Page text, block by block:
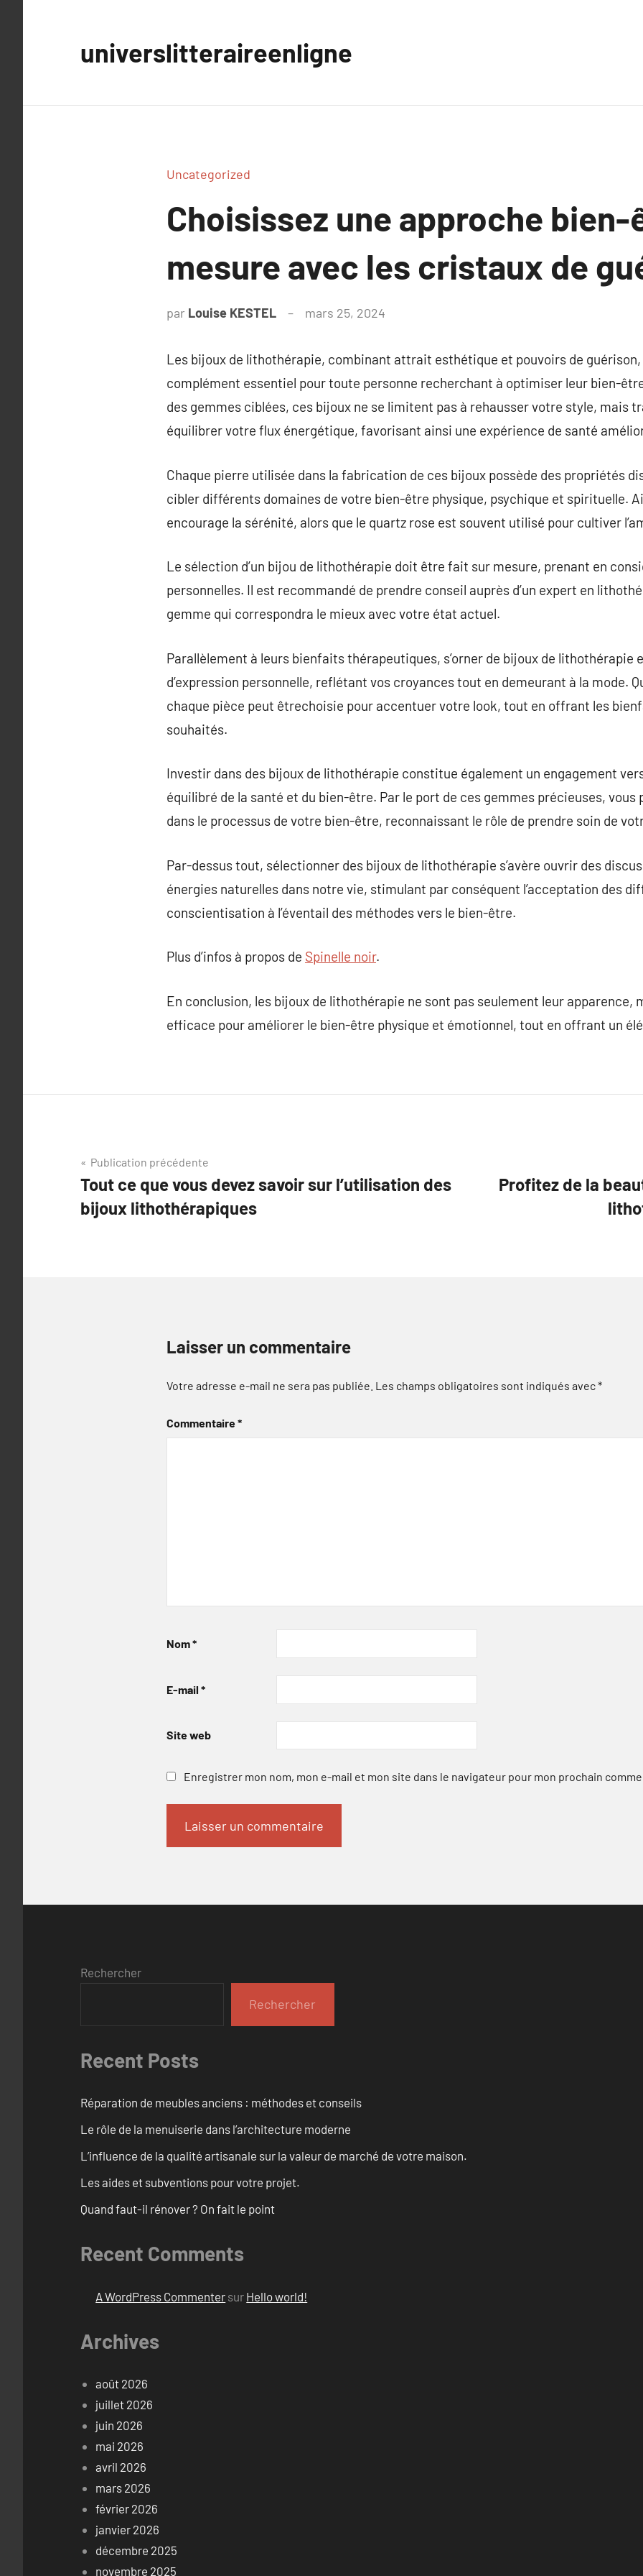
universlitteraireenligne
Uncategorized
Choisissez une approche
mesure avec les cristaux de
par Louise KESTEL mars 25, 2024
Les bijoux de lithothérapie, combinant attrait esthétique et pouvoirs de
complément essentiel pour toute personne recherchant à optimiser leur bien-
des gemmes ciblées, ces bijoux ne se limitent pas à rehausser votre style, mais
équilibrer votre flux énergétique, favorisant ainsi une expérience de santé
Chaque pierre utilisée dans la fabrication de ces bijoux possède des propriétés
cibler différents domaines de votre bien-être physique, psychique et spirituelle.
encourage la sérénité, alors que le quartz rose est souvent utilisé pour cultiver
Le sélection d’un bijou de lithothérapie doit être fait sur mesure, prenant en
personnelles. Il est recommandé de prendre conseil auprès d’un expert en
gemme qui correspondra le mieux avec votre état actuel.
Parallèlement à leurs bienfaits thérapeutiques, s’orner de bijoux de lithothérapie
d’expression personnelle, reflétant vos croyances tout en demeurant à la mode.
chaque pièce peut êtrechoisie pour accentuer votre look, tout en offrant les
souhaités.
Investir dans des bijoux de lithothérapie constitue également un engagement
équilibré de la santé et du bien-être. Par le port de ces gemmes précieuses, vous
dans le processus de votre bien-être, reconnaissant le rôle de prendre soin de
Par-dessus tout, sélectionner des bijoux de lithothérapie s’avère ouvrir des
énergies naturelles dans notre vie, stimulant par conséquent l’acceptation des
conscientisation à l’éventail des méthodes vers le bien-être.
Plus d’infos à propos de Spinelle noir.
En conclusion, les bijoux de lithothérapie ne sont pas seulement leur apparence,
efficace pour améliorer le bien-être physique et émotionnel, tout en offrant un
Navigation
de
l’article
Publication précédente
Tout ce que vous devez savoir sur l’utilisation des
bijoux lithothérapiques
Profitez de la
Laisser un commentaire
Votre adresse e-mail ne sera pas publiée. Les champs obligatoires sont indiqués avec*
Commentaire*
Nom*
E-mail *
Site web
Enregistrer mon nom, mon e-mail et mon site dans le navigateur pour mon prochain
Rechercher
Rechercher
Recent Posts
Réparation de meubles anciens : méthodes et conseils
Le rôle de la menuiserie dans l’architecture moderne
L’influence de la qualité artisanale sur la valeur de marché de votre maison.
Les aides et subventions pour votre projet.
Quand faut-il rénover ? On fait le point
Recent Comments
A WordPress Commenter sur Hello world!
Archives
août 2026
juillet 2026
juin 2026
mai 2026
avril 2026
mars 2026
février 2026
janvier 2026
décembre 2025
novembre 2025